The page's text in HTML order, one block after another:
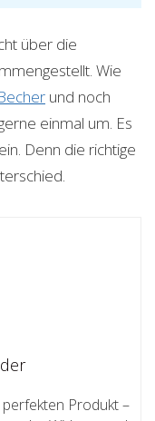
über die
Wie
und noch
einmal um. Es
Denn die richtige
Produkt –